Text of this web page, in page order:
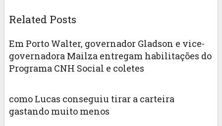
Related Posts
Em Porto Walter, governador Gladson e vice-
governadora Mailza entregam habilitações do
Programa CNH Social e coletes
como Lucas conseguiu tirar a carteira
gastando muito menos